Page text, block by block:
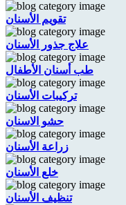
تقويم الأسنان
علاج جذور الأسنان
طب أسنان الأطفال
تركيبات الأسنان
حشو الاسنان
زراعة الأسنان
خلع الأسنان
تنظيف الأسنان